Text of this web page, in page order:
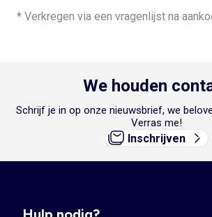
* Verkregen via een vragenlijst na
We houden
Schrijf je in op onze nieuwsbrief, we
Verras me!
Inschrijven